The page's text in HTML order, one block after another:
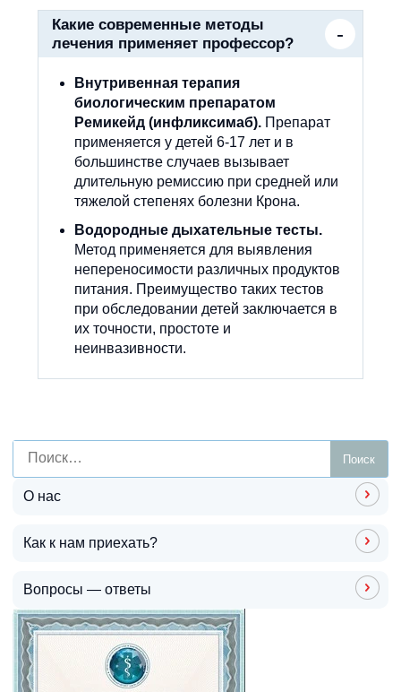
Какие современные методы
лечения применяет профессор?
Внутривенная терапия
биологическим препаратом
Ремикейд (инфликсимаб). Препарат
применяется у детей 6-17 лет и в
большинстве случаев вызывает
длительную ремиссию при средней или
тяжелой степенях болезни Крона.
Водородные дыхательные тесты.
Метод применяется для выявления
непереносимости различных продуктов
питания. Преимущество таких тестов
при обследовании детей заключается в
их точности, простоте и
неинвазивности.
О нас
Как к нам приехать?
Вопросы — ответы